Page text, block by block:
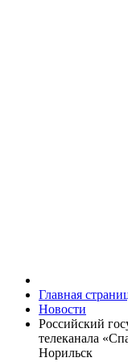
Главная
Новости
Российский
телеканала
Норильск